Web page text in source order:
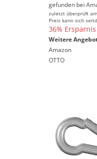
gefunden bei
zuletzt überprüft
Preis kann sich
36% Ersparnis
Weitere
Amazon
OTTO